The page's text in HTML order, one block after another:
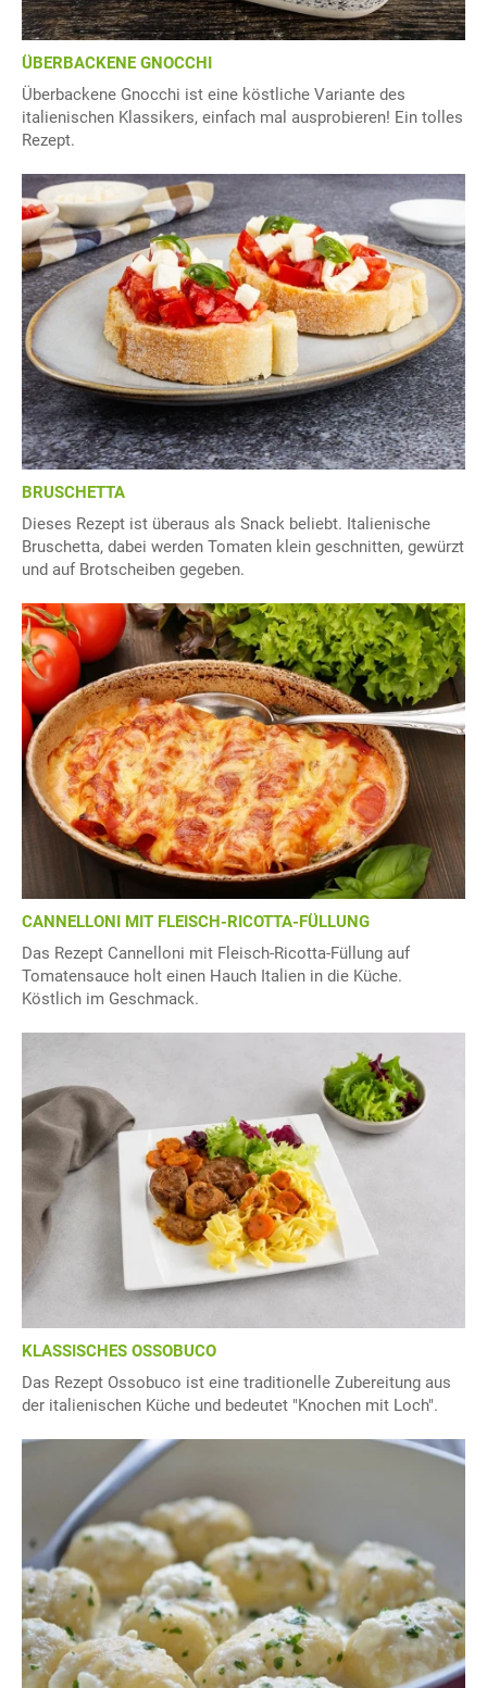
ÜBERBACKENE GNOCCHI
Überbackene Gnocchi ist eine köstliche Variante des
italienischen Klassikers, einfach mal ausprobieren! Ein tolles
Rezept.
BRUSCHETTA
Dieses Rezept ist überaus als Snack beliebt. Italienische
Bruschetta, dabei werden Tomaten klein geschnitten, gewürzt
und auf Brotscheiben gegeben.
CANNELLONI MIT FLEISCH-RICOTTA-FÜLLUNG
Das Rezept Cannelloni mit Fleisch-Ricotta-Füllung auf
Tomatensauce holt einen Hauch Italien in die Küche.
Köstlich im Geschmack.
KLASSISCHES OSSOBUCO
Das Rezept Ossobuco ist eine traditionelle Zubereitung aus
der italienischen Küche und bedeutet "Knochen mit Loch".